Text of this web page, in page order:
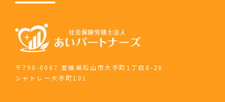
〒790-0067 愛媛県松山市大手町1丁目8-20
シャトレー大手町101